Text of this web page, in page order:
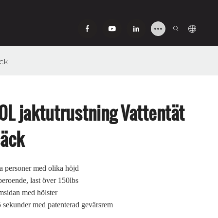
jaktutrustning Vattentät
personer med olika höjd
last över 150lbs
med hölster
med patenterad gevärsrem